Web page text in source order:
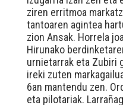
ziren erritmoa
tantoaren agintea
zion Ansak. Horrela
Hirunako
urnietarrak eta Zubiri
ireki zuten
6an mantendu zen.
eta pilotariak.